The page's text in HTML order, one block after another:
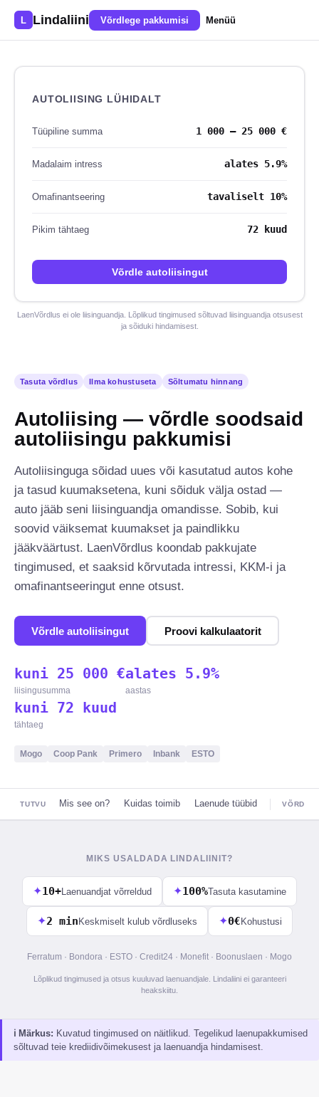
L Lindaliini Võrdlege pakkumisi Menüü
Tasuta võrdlus Ilma kohustuseta Sõltumatu hinnang
Autoliising — võrdle soodsaid
autoliisingu pakkumisi
Autoliisinguga sõidad uues või kasutatud autos kohe
ja tasud kuumaksetena, kuni sõiduk välja ostad —
auto jääb seni liisinguandja omandisse. Sobib, kui
soovid väiksemat kuumakset ja paindlikku
jääkväärtust. LaenVõrdlus koondab pakkujate
tingimused, et saaksid kõrvutada intressi, KKM-i ja
omafinantseeringut enne otsust.
Võrdle autoliisingut Proovi kalkulaatorit
kuni 25 000 €
liisingusumma
alates 5.9%
aastas
kuni 72 kuud
tähtaeg
Mogo Coop Pank Primero Inbank ESTO
AUTOLIISING LÜHIDALT
Tüüpiline summa 1 000 – 25 000 €
Madalaim intress alates 5.9%
Omafinantseering tavaliselt 10%
Pikim tähtaeg 72 kuud
Võrdle autoliisingut
LaenVõrdlus ei ole liisinguandja. Lõplikud tingimused sõltuvad liisinguandja otsusest
ja sõiduki hindamisest.
TUTVU Mis see on? Kuidas toimib Laenude tüübid
MIKS USALDADA LINDALIINIT?
✦10+Laenuandjat võrreldud ✦100%Tasuta kasutamine
✦2 minKeskmiselt kulub võrdluseks ✦0€Kohustusi
Ferratum · Bondora · ESTO · Credit24 · Monefit · Boonuslaen · Mogo
Lõplikud tingimused ja otsus kuuluvad laenuandjale. Lindaliini ei garanteeri
heakskiitu.
ℹ Märkus: Kuvatud tingimused on näitlikud. Tegelikud laenupakkumised
sõltuvad teie krediidivõimekusest ja laenuandja hindamisest.